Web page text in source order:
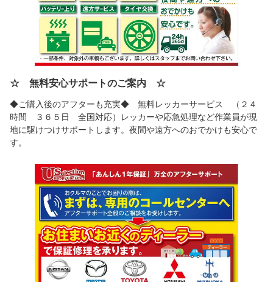
☆ 無料安心サポートのご案内 ☆
◆ご購入後のアフターも充実◆ 無料レッカーサービス （２４
時間 ３６５日 全国対応）レッカーや応急処理など作業員が現
地に駆けつけサポートします。夜間や遠方へのおでかけも安心で
す。